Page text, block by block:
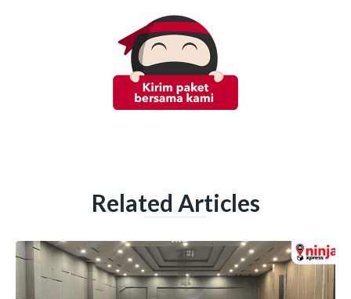
Related Articles